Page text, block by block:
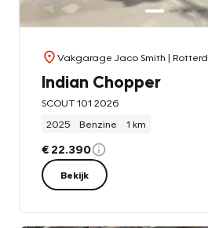
Vakgarage Jaco Smith |
Indian Chopper
SCOUT 101 2026
2025
Benzine 1 km
€ 22.390
Bekijk